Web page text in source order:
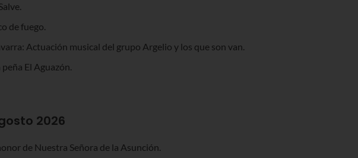
de fuego.
Actuación musical del grupo Argelio y los que son van.
El Aguazón.
2026
de Nuestra Señora de la Asunción.